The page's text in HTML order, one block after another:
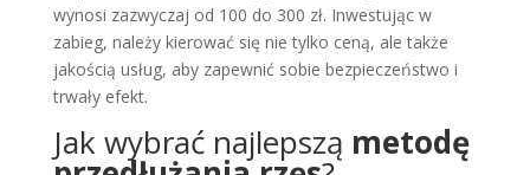
wynosi zazwyczaj od 100 do 300 zł. Inwestując w
zabieg, należy kierować się nie tylko ceną, ale także
jakością usług, aby zapewnić sobie bezpieczeństwo i
trwały efekt.
Jak wybrać najlepszą metodę